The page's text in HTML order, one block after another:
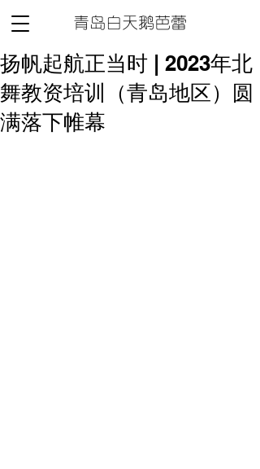
青岛白天鹅芭蕾
扬帆起航正当时 | 2023年北
舞教资培训（青岛地区）圆
满落下帷幕